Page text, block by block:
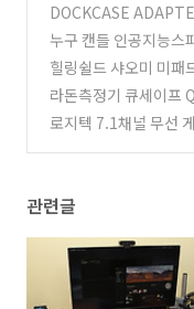
DOCKCASE
터 맥북 충전기 확장하
누구 캔들 인공지능스
실생활에 편리함
(1)
힐링쉴드 샤오미 미패
보호필름 후기
(0)
라돈측정기 큐세이프
더 정밀한 측정기
(9)
로지텍 7.1채널 무선
관련글